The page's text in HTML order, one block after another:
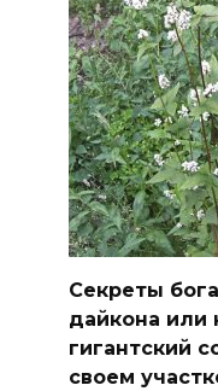
Секреты
дайкона или
гигантский
своем